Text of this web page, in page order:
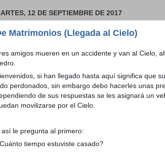
12 DE SEPTIEMBRE DE 2017
Matrimonios (Llegada al Cielo)
amigos mueren en un accidente y van al Cielo,
si han llegado hasta aquí significa que
perdonados, sin embargo debo hacerles unas
de sus respuestas se les asignará un
movilizarse por el Cielo.
así le pregunta al primero:
tiempo estuviste casado?